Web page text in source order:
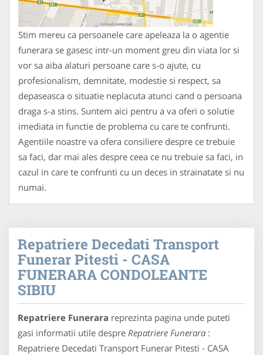
Stim mereu ca persoanele care apeleaza la o agentie
funerara se gasesc intr-un moment greu din viata lor si
vor sa aiba alaturi persoane care s-o ajute, cu
profesionalism, demnitate, modestie si respect, sa
depaseasca o situatie neplacuta atunci cand o persoana
draga s-a stins. Suntem aici pentru a va oferi o solutie
imediata in functie de problema cu care te confrunti.
Agentiile noastre va ofera consiliere despre ce trebuie
sa faci, dar mai ales despre ceea ce nu trebuie sa faci, in
cazul in care te confrunti cu un deces in strainatate si nu
numai.
Repatriere Decedati Transport
Funerar Pitesti - CASA
FUNERARA CONDOLEANTE
SIBIU
Repatriere Funerara reprezinta pagina unde puteti
gasi informatii utile despre Repatriere Funerara :
Repatriere Decedati Transport Funerar Pitesti - CASA